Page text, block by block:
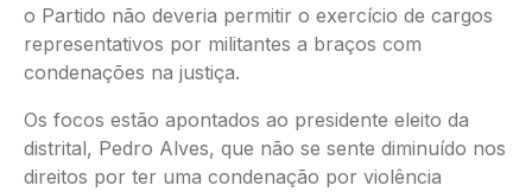
o Partido não deveria permitir o exercício de cargos
representativos por militantes a braços com
condenações na justiça.
Os focos estão apontados ao presidente eleito da
distrital, Pedro Alves, que não se sente diminuído nos
direitos por ter uma condenação por violência